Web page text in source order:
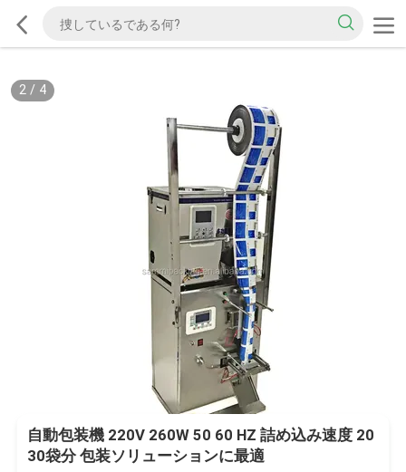
2/ 4
自動包装機 220V 260W 50 60 HZ 詰め込み速度 20
30袋分 包装ソリューションに最適